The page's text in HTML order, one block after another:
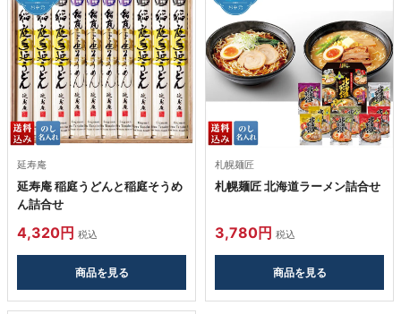
延寿庵
延寿庵 稲庭うどんと稲庭そうめ
ん詰合せ
4,320円 税込
商品を見る
札幌麺匠
札幌麺匠 北海道ラーメン詰合せ
3,780円 税込
商品を見る